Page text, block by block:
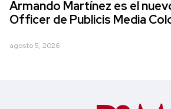
Armando Martínez es el
Officer de Publicis Media
agosto 5, 2026